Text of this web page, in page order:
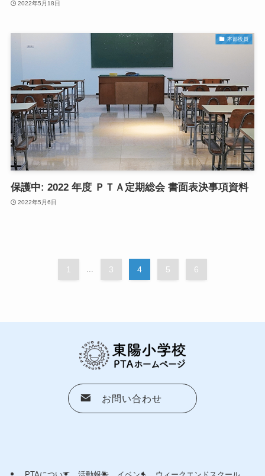
2022年5月18日
本部役員
保護中: 2022 年度 ＰＴＡ定期総会 書面表決事項資料
2022年5月6日
1 ... 3 4 5 6
お問い合わせ